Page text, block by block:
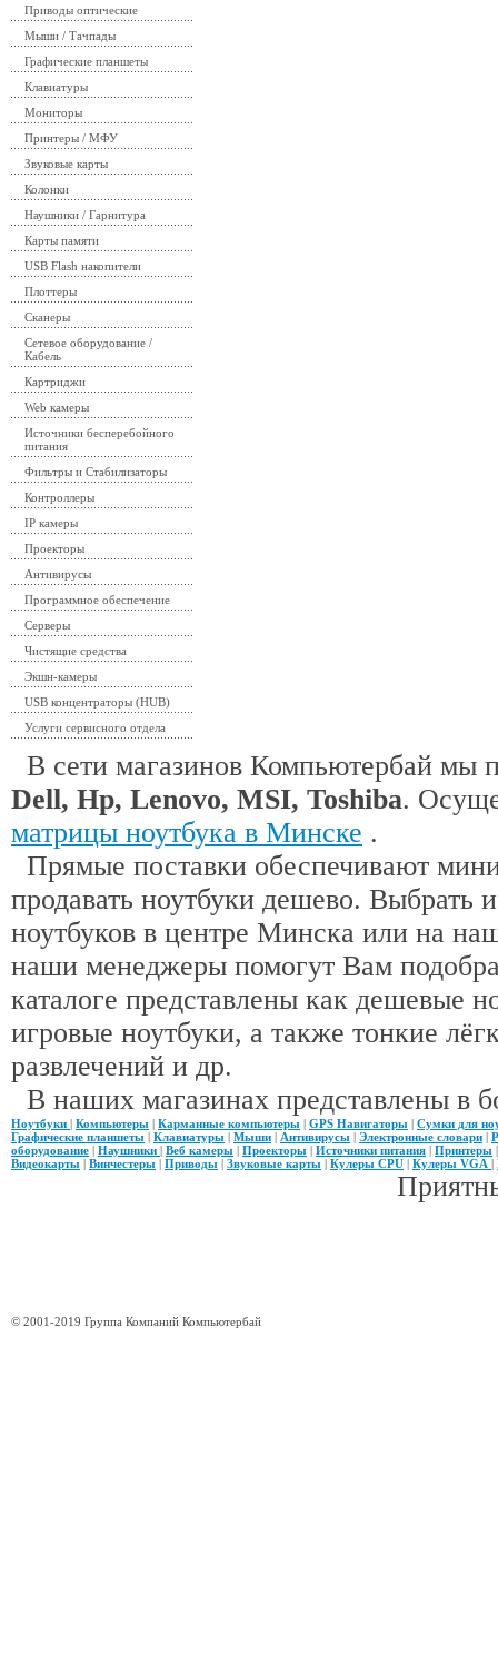
Приводы оптические
Мыши / Тачпады
Графические планшеты
Клавиатуры
Мониторы
Принтеры / МФУ
Звуковые карты
Колонки
Наушники / Гарнитура
Карты памяти
USB Flash накопители
Плоттеры
Сканеры
Сетевое оборудование /
Кабель
Картриджи
Web камеры
Источники бесперебойного
питания
Фильтры и Стабилизаторы
Контроллеры
IP камеры
Проекторы
Антивирусы
Программное обеспечение
Серверы
Чистящие средства
Экшн-камеры
USB концентраторы (HUB)
Услуги сервисного отдела
В сети магазинов Компьютербай мы
Dell, Hp, Lenovo, MSI, Toshiba.
матрицы ноутбука в Минске .
Прямые поставки обеспечивают
продавать ноутбуки дешево.
ноутбуков в центре Минска или на
наши менеджеры помогут Вам
каталоге представлены как дешевые
игровые ноутбуки, а также тонкие
развлечений и др.
В наших магазинах представлены в
Ноутбуки | Компьютеры | Карманные компьютеры | GPS Навигаторы | Сумки для
Графические планшеты | Клавиатуры | Мыши | Антивирусы | Электронные словари |
оборудование | Наушники | Веб камеры | Проекторы | Источники питания | Принтеры
Видеокарты | Винчестеры | Приводы | Звуковые карты | Кулеры CPU | Кулеры VGA |
© 2001-2019 Группа Компаний Компьютербай